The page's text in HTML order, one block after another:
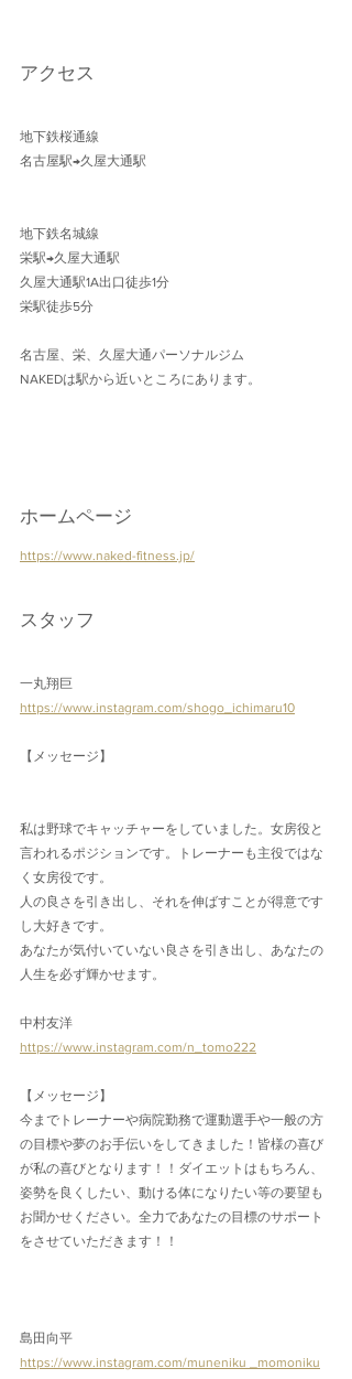
アクセス
地下鉄桜通線
名古屋駅→久屋大通駅
地下鉄名城線
栄駅→久屋大通駅
久屋大通駅1A出口徒歩1分
栄駅徒歩5分
名古屋、栄、久屋大通パーソナルジム
NAKEDは駅から近いところにあります。
ホームページ
https://www.naked-fitness.jp/
スタッフ
一丸翔巨
https://www.instagram.com/shogo_ichimaru10
【メッセージ】
私は野球でキャッチャーをしていました。女房役と
言われるポジションです。トレーナーも主役ではな
く女房役です。
人の良さを引き出し、それを伸ばすことが得意です
し大好きです。
あなたが気付いていない良さを引き出し、あなたの
人生を必ず輝かせます。
中村友洋
https://www.instagram.com/n_tomo222
【メッセージ】
今までトレーナーや病院勤務で運動選手や一般の方
の目標や夢のお手伝いをしてきました！皆様の喜び
が私の喜びとなります！！ダイエットはもちろん、
姿勢を良くしたい、動ける体になりたい等の要望も
お聞かせください。全力であなたの目標のサポート
をさせていただきます！！
島田向平
https://www.instagram.com/muneniku _momoniku